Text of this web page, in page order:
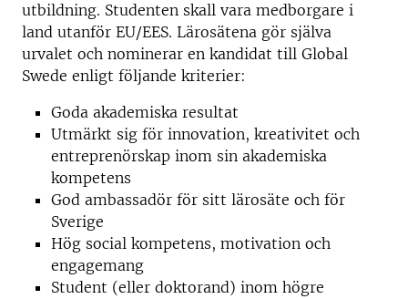
utbildning. Studenten skall vara medborgare i
land utanför EU/EES. Lärosätena gör själva
urvalet och nominerar en kandidat till Global
Swede enligt följande kriterier:
Goda akademiska resultat
Utmärkt sig för innovation, kreativitet och
entreprenörskap inom sin akademiska
kompetens
God ambassadör för sitt lärosäte och för
Sverige
Hög social kompetens, motivation och
engagemang
Student (eller doktorand) inom högre